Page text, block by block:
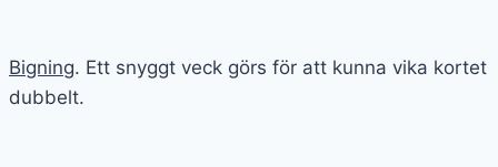
Bigning. Ett snyggt veck görs för att kunna vika kortet
dubbelt.